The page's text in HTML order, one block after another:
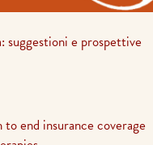
suggestioni e prospettive
end insurance coverage